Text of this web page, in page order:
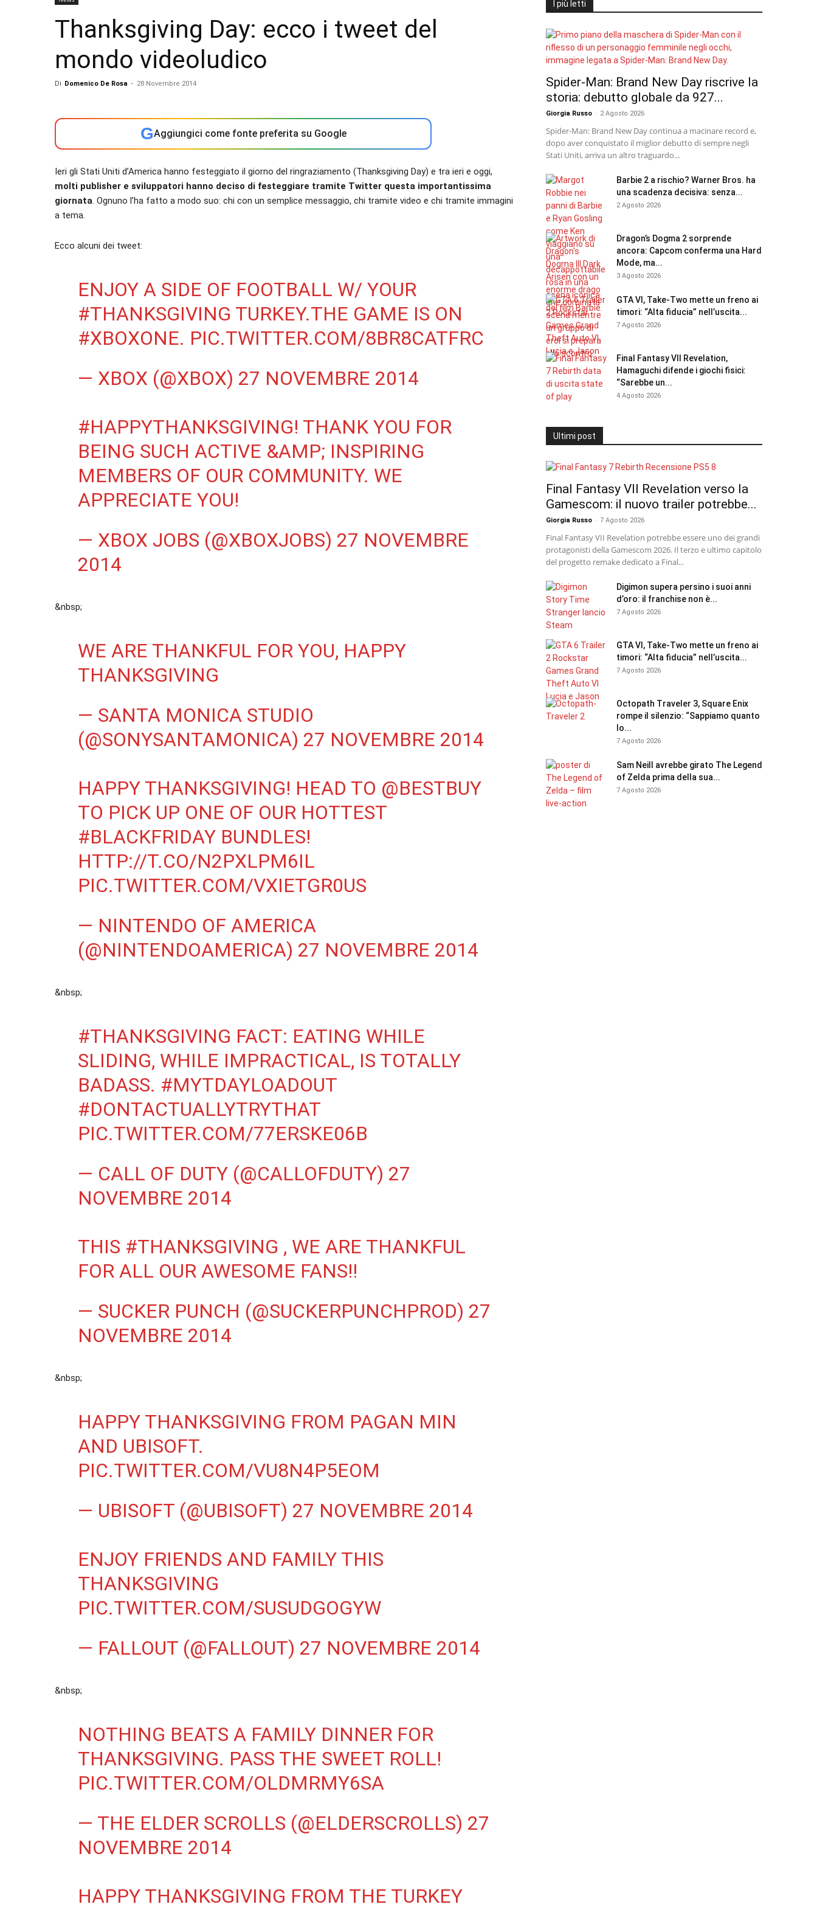
Thanksgiving Day: ecco i tweet del
mondo videoludico
Di Domenico De Rosa - 28 Novembre 2014
GAggiungici come fonte preferita su Google
Ieri gli Stati Uniti d’America hanno festeggiato il giorno del ringraziamento (Thanksgiving Day) e tra ieri e oggi,
molti publisher e sviluppatori hanno deciso di festeggiare tramite Twitter questa importantissima
giornata. Ognuno l’ha fatto a modo suo: chi con un semplice messaggio, chi tramite video e chi tramite immagini
a tema.
Ecco alcuni dei tweet:
ENJOY A SIDE OF FOOTBALL W/ YOUR
#THANKSGIVING TURKEY.THE GAME IS ON
#XBOXONE. PIC.TWITTER.COM/8BR8CATFRC
— XBOX (@XBOX) 27 NOVEMBRE 2014
#HAPPYTHANKSGIVING! THANK YOU FOR
BEING SUCH ACTIVE &AMP; INSPIRING
MEMBERS OF OUR COMMUNITY. WE
APPRECIATE YOU!
— XBOX JOBS (@XBOXJOBS) 27 NOVEMBRE
2014
&nbsp;
WE ARE THANKFUL FOR YOU, HAPPY
THANKSGIVING
— SANTA MONICA STUDIO
(@SONYSANTAMONICA) 27 NOVEMBRE 2014
HAPPY THANKSGIVING! HEAD TO @BESTBUY
TO PICK UP ONE OF OUR HOTTEST
#BLACKFRIDAY BUNDLES!
HTTP://T.CO/N2PXLPM6IL
PIC.TWITTER.COM/VXIETGR0US
— NINTENDO OF AMERICA
(@NINTENDOAMERICA) 27 NOVEMBRE 2014
&nbsp;
#THANKSGIVING FACT: EATING WHILE
SLIDING, WHILE IMPRACTICAL, IS TOTALLY
BADASS. #MYTDAYLOADOUT
#DONTACTUALLYTRYTHAT
PIC.TWITTER.COM/77ERSKE06B
— CALL OF DUTY (@CALLOFDUTY) 27
NOVEMBRE 2014
THIS #THANKSGIVING , WE ARE THANKFUL
FOR ALL OUR AWESOME FANS!!
— SUCKER PUNCH (@SUCKERPUNCHPROD) 27
NOVEMBRE 2014
&nbsp;
HAPPY THANKSGIVING FROM PAGAN MIN
AND UBISOFT.
PIC.TWITTER.COM/VU8N4P5EOM
— UBISOFT (@UBISOFT) 27 NOVEMBRE 2014
ENJOY FRIENDS AND FAMILY THIS
THANKSGIVING
PIC.TWITTER.COM/SUSUDGOGYW
— FALLOUT (@FALLOUT) 27 NOVEMBRE 2014
&nbsp;
NOTHING BEATS A FAMILY DINNER FOR
THANKSGIVING. PASS THE SWEET ROLL!
PIC.TWITTER.COM/OLDMRMY6SA
— THE ELDER SCROLLS (@ELDERSCROLLS) 27
NOVEMBRE 2014
HAPPY THANKSGIVING FROM THE TURKEY
I più letti
Spider-Man: Brand New Day riscrive la
storia: debutto globale da 927...
Giorgia Russo - 2 Agosto 2026
Spider-Man: Brand New Day continua a macinare record e,
dopo aver conquistato il miglior debutto di sempre negli
Stati Uniti, arriva un altro traguardo...
Barbie 2 a rischio? Warner Bros. ha
una scadenza decisiva: senza...
2 Agosto 2026
Dragon’s Dogma 2 sorprende
ancora: Capcom conferma una Hard
Mode, ma...
3 Agosto 2026
GTA VI, Take-Two mette un freno ai
timori: “Alta fiducia” nell’uscita...
7 Agosto 2026
Final Fantasy VII Revelation,
Hamaguchi difende i giochi fisici:
“Sarebbe un...
4 Agosto 2026
Ultimi post
Final Fantasy VII Revelation verso la
Gamescom: il nuovo trailer potrebbe...
Giorgia Russo - 7 Agosto 2026
Final Fantasy VII Revelation potrebbe essere uno dei grandi
protagonisti della Gamescom 2026. Il terzo e ultimo capitolo
del progetto remake dedicato a Final...
Digimon supera persino i suoi anni
d’oro: il franchise non è...
7 Agosto 2026
GTA VI, Take-Two mette un freno ai
timori: “Alta fiducia” nell’uscita...
7 Agosto 2026
Octopath Traveler 3, Square Enix
rompe il silenzio: “Sappiamo quanto
lo...
7 Agosto 2026
Sam Neill avrebbe girato The Legend
of Zelda prima della sua...
7 Agosto 2026